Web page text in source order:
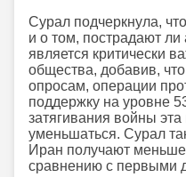
Сурал подчеркнула,
и о том, пострадают
является критически
общества, добавив,
опросам, операции
поддержку на уровне
затягивания войны
уменьшаться. Сурал
Иран получают
сравнению с первыми